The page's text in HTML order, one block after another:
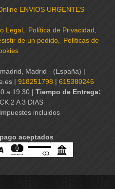
ENVIOS URGENTES
Legal
Política de Privacidad
de un pedido
Políticas de
Madrid - (España) |
| 918251798 | 615380246
a 19.30 | Tiempo de Entrega:
2 A 3 DIAS
incluidos
aceptados